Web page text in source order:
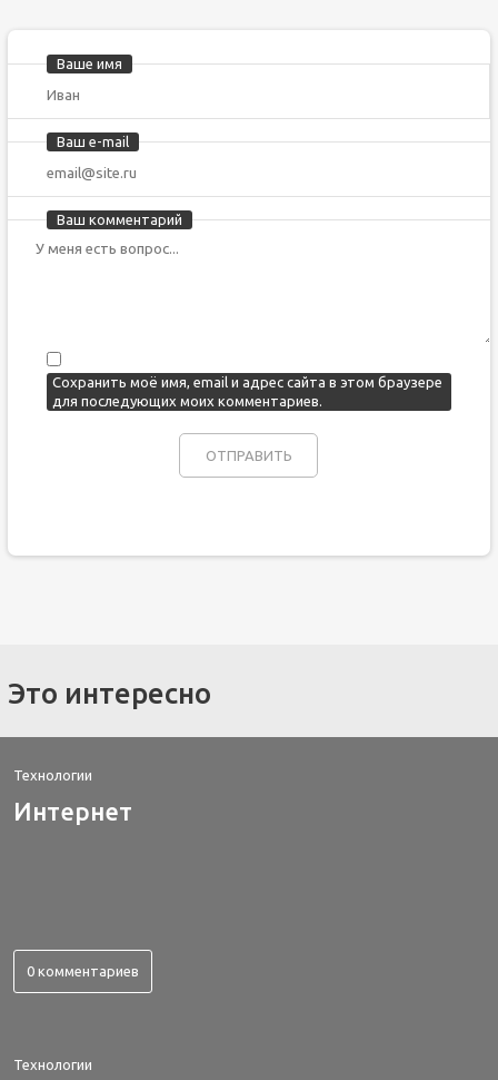
Ваше имя
Ваш e-mail
Ваш комментарий
Сохранить моё имя, email и адрес сайта в этом браузере
для последующих моих комментариев.
Это интересно
Технологии
Интернет
0 комментариев
Технологии